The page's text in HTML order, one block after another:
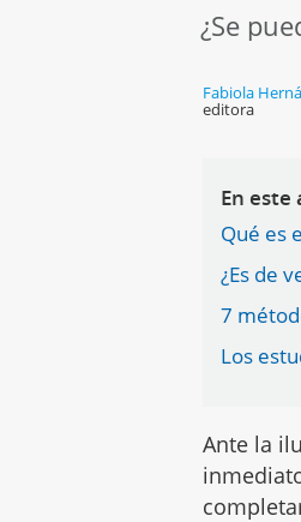
¿Se
Fabiola
editora
En
Qué es
¿Es de
7
Los
Ante la